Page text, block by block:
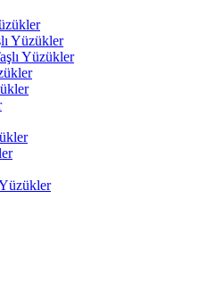
Yüzükler
Yüzükler